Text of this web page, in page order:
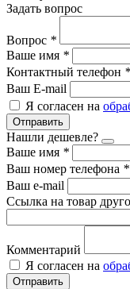
Задать вопрос
Вопрос *
Ваше имя *
Контактный телефон *
Ваш E-mail
Я согласен на
Отправить
Нашли дешевле?
Ваше имя *
Ваш номер телефона *
Ваш e-mail
Ссылка на товар
Комментарий
Я согласен на
Отправить